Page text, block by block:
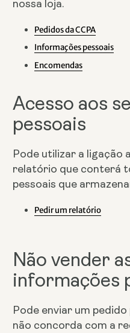
nossa loja.
Pedidos da CCPA
Informações pessoais
Encomendas
Acesso aos
pessoais
Pode utilizar a ligação
relatório que conterá
pessoais que
Pedir um relatório
Não vender
informações
Pode enviar um
não concorda com a